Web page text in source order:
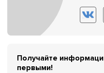
Получайте
первыми!